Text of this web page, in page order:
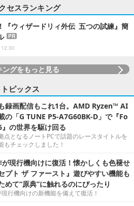
セスランキング
『ウィザードリィ外伝 五つの試練』簡
PR
ングをもっと見る
トピックス
録画配信もこれ1台。AMD Ryzen™ AI
の「G TUNE P5-A7G60BK-D」で『Fo
の世界を駆け回る
点となるノートPCで話題のレースタイトルを
もチェックしました！
現行機向けに復活！懐かしくも色褪せ
プト ザ ファースト』遊びやすい機能も
めて“原典”に触れるのにぴったり
行機向けの新機能を備えて復活！